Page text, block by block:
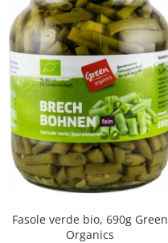
Fasole verde bio, 690g Green
Organics